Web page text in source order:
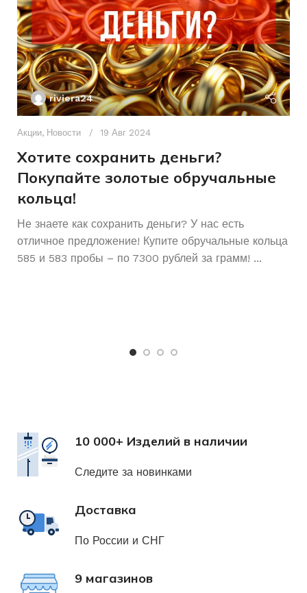
БРЕНД ИНСТРУМЕНТА
ПИТАНИЕ От сети
riviera24
Акции, Новости 19 Авг 2024
Хотите сохранить деньги?
Покупайте золотые обручальные
кольца!
Не знаете как сохранить деньги? У нас есть
отличное предложение! Купите обручальные кольца
585 и 583 пробы – по 7300 рублей за грамм! ...
10 000+ Изделий в наличии
Следите за новинками
Доставка
По России и СНГ
9 магазинов